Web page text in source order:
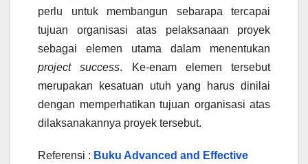
perlu untuk membangun sebarapa tercapai
tujuan organisasi atas pelaksanaan proyek
sebagai elemen utama dalam menentukan
project success. Ke-enam elemen tersebut
merupakan kesatuan utuh yang harus dinilai
dengan memperhatikan tujuan organisasi atas
dilaksanakannya proyek tersebut.
Referensi : Buku Advanced and Effective